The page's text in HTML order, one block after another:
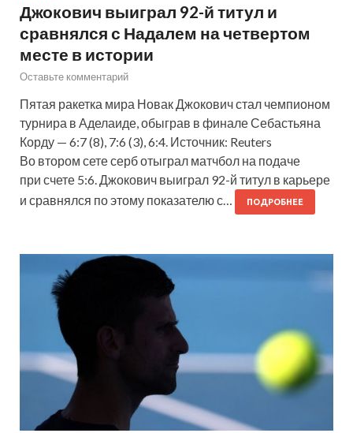
Джокович выиграл 92-й титул и
сравнялся с Надалем на четвертом
месте в истории
Оставьте комментарий
Пятая ракетка мира Новак Джокович стал чемпионом
турнира в Аделаиде, обыграв в финале Себастьяна
Корду — 6:7 (8), 7:6 (3), 6:4. Источник: Reuters
Во втором сете серб отыграл матчбол на подаче
при счете 5:6. Джокович выиграл 92-й титул в карьере
и сравнялся по этому показателю с…
ПОДРОБНЕЕ